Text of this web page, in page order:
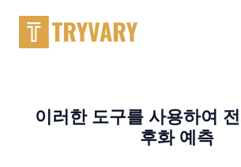
이러한 도구를 사용하여
후화 예측